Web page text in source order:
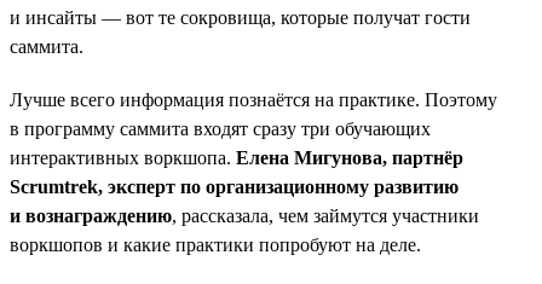
и инсайты — вот те сокровища, которые получат гости
саммита.
Лучше всего информация познаётся на практике. Поэтому
в программу саммита входят сразу три обучающих
интерактивных воркшопа. Елена Мигунова, партнёр
Scrumtrek, эксперт по организационному развитию
и вознаграждению, рассказала, чем займутся участники
воркшопов и какие практики попробуют на деле.